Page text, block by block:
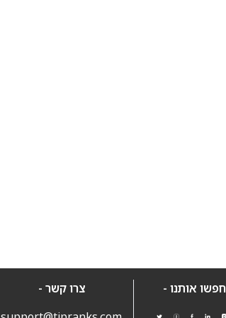
חפשו אותנו -
צרו קשר -